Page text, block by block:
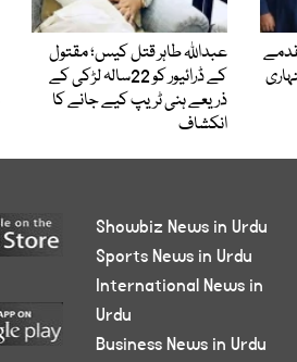
عبداللہ طاہر قتل کیس؛ مقتول
کے ڈرائیور کو 22سالہ لڑکی کے
ذریعے ہنی ٹریپ کیے جانے کا
انکشاف
Showbiz News in Urdu
Sports News in Urdu
International News in
Urdu
Business News in Urdu